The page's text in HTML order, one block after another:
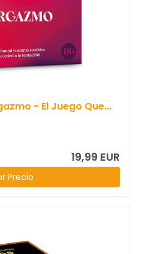
- El Juego Que...
19,99 EUR
Precio